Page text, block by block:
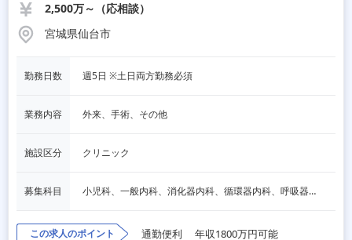
2,500万～（応相談）
宮城県仙台市
勤務日数 週5日 ※土日両方勤務必須
業務内容 外来、手術、その他
施設区分 クリニック
募集科目 小児科、一般内科、消化器内科、循環器内科、呼吸器内科、血液内科、心療内科、脳神経内科、内分泌内科、老人内科、一般外科、消化器外科、心臓外科、呼吸器外科、脳神経外科、整形外科、形成外科、リハビリテーション科、産婦人科、婦人科、精神科、眼科、耳鼻咽喉科、皮膚科、泌尿器科、放射線科、人工透析、麻酔科、美容外科、人間ドック・検診、その他
この求人のポイント 通勤便利 年収1800万円可能